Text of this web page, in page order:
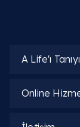
A Life'ı
Online